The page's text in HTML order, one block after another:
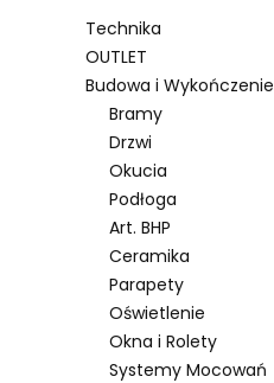
Technika
OUTLET
Budowa i Wykończenie
Bramy
Drzwi
Okucia
Podłoga
Art. BHP
Ceramika
Parapety
Oświetlenie
Okna i Rolety
Systemy Mocowań